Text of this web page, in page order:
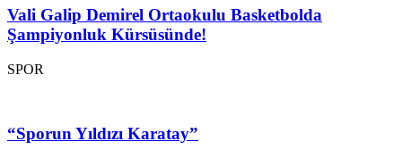
Vali Galip Demirel Ortaokulu Basketbolda
Şampiyonluk Kürsüsünde!
SPOR
“Sporun Yıldızı Karatay”